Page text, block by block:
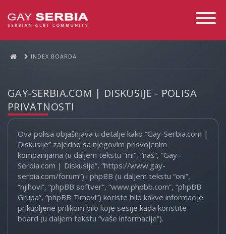
Toggle
INDEX BOARDA
GAY-SERBIA.COM | DISKUSIJE - POLISA
PRIVATNOSTI
Ova polisa objašnjava u detalje kako “Gay-Serbia.com |
Diskusije” zajedno sa njegovim prisvojenim
kompanijama (u daljem tekstu “mi”, “naš”, “Gay-
Serbia.com | Diskusije”, “https://www.gay-
serbia.com/forum”) i phpBB (u daljem tekstu “oni”,
“njihovi”, “phpBB softver”, “www.phpbb.com”, “phpBB
Grupa”, “phpBB Timovi”) koriste bilo kakve informacije
prikupljene prilikom bilo koje sesije kada koristite
board (u daljem tekstu “vaše informacije”).